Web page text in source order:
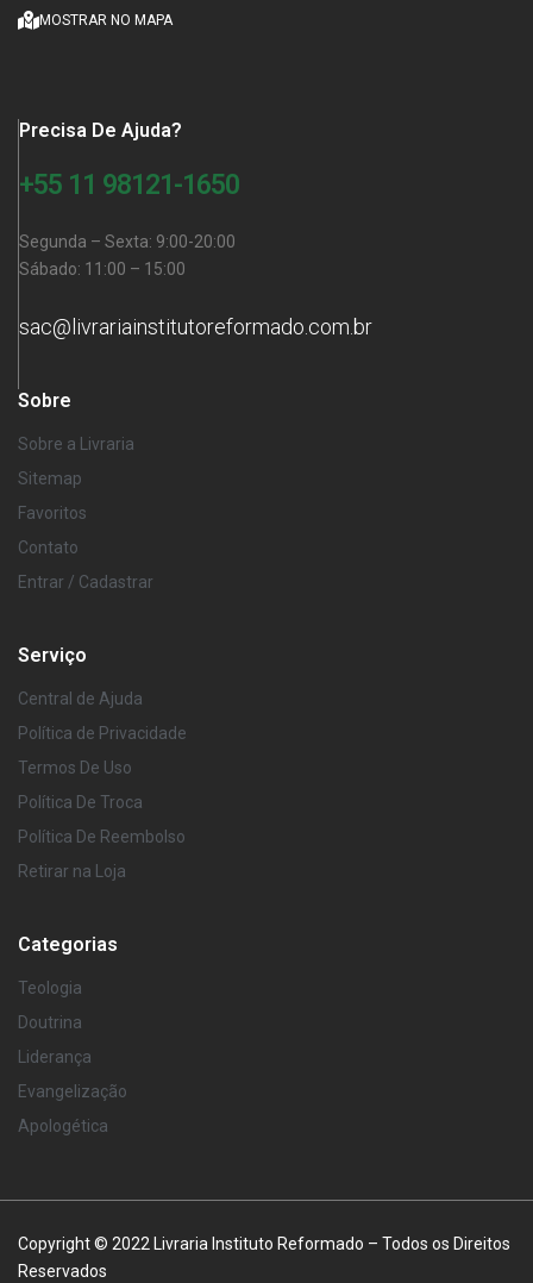
MOSTRAR NO MAPA
Precisa De Ajuda?
+55 11 98121-1650
Segunda – Sexta: 9:00-20:00
Sábado: 11:00 – 15:00
sac@livrariainstitutoreformado.com.br
Sobre
Sobre a Livraria
Sitemap
Favoritos
Contato
Entrar / Cadastrar
Serviço
Central de Ajuda
Política de Privacidade
Termos De Uso
Política De Troca
Política De Reembolso
Retirar na Loja
Categorias
Teologia
Doutrina
Liderança
Evangelização
Apologética
Copyright © 2022 Livraria Instituto Reformado – Todos os Direitos
Reservados